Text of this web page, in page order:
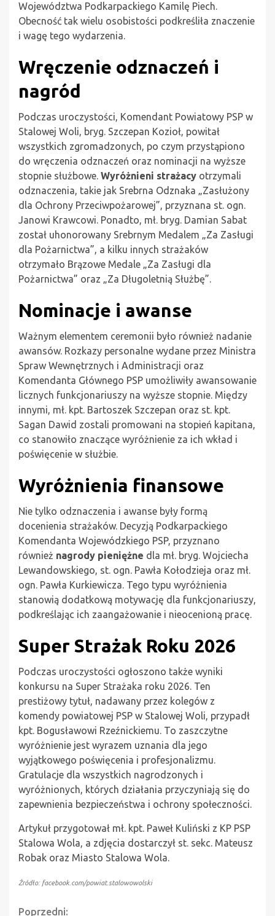
Województwa Podkarpackiego Kamilę Piech.
Obecność tak wielu osobistości podkreśliła znaczenie
i wagę tego wydarzenia.
Wręczenie odznaczeń i
nagród
Podczas uroczystości, Komendant Powiatowy PSP w
Stalowej Woli, bryg. Szczepan Kozioł, powitał
wszystkich zgromadzonych, po czym przystąpiono
do wręczenia odznaczeń oraz nominacji na wyższe
stopnie służbowe. Wyróżnieni strażacy otrzymali
odznaczenia, takie jak Srebrna Odznaka „Zasłużony
dla Ochrony Przeciwpożarowej”, przyznana st. ogn.
Janowi Krawcowi. Ponadto, mł. bryg. Damian Sabat
został uhonorowany Srebrnym Medalem „Za Zasługi
dla Pożarnictwa”, a kilku innych strażaków
otrzymało Brązowe Medale „Za Zasługi dla
Pożarnictwa” oraz „Za Długoletnią Służbę”.
Nominacje i awanse
Ważnym elementem ceremonii było również nadanie
awansów. Rozkazy personalne wydane przez Ministra
Spraw Wewnętrznych i Administracji oraz
Komendanta Głównego PSP umożliwiły awansowanie
licznych funkcjonariuszy na wyższe stopnie. Między
innymi, mł. kpt. Bartoszek Szczepan oraz st. kpt.
Sagan Dawid zostali promowani na stopień kapitana,
co stanowiło znaczące wyróżnienie za ich wkład i
poświęcenie w służbie.
Wyróżnienia finansowe
Nie tylko odznaczenia i awanse były formą
docenienia strażaków. Decyzją Podkarpackiego
Komendanta Wojewódzkiego PSP, przyznano
również nagrody pieniężne dla mł. bryg. Wojciecha
Lewandowskiego, st. ogn. Pawła Kołodzieja oraz mł.
ogn. Pawła Kurkiewicza. Tego typu wyróżnienia
stanowią dodatkową motywację dla funkcjonariuszy,
podkreślając ich zaangażowanie i nieocenioną pracę.
Super Strażak Roku 2026
Podczas uroczystości ogłoszono także wyniki
konkursu na Super Strażaka roku 2026. Ten
prestiżowy tytuł, nadawany przez kolegów z
komendy powiatowej PSP w Stalowej Woli, przypadł
kpt. Bogusławowi Rzeźnickiemu. To zaszczytne
wyróżnienie jest wyrazem uznania dla jego
wyjątkowego poświęcenia i profesjonalizmu.
Gratulacje dla wszystkich nagrodzonych i
wyróżnionych, których działania przyczyniają się do
zapewnienia bezpieczeństwa i ochrony społeczności.
Artykuł przygotował mł. kpt. Paweł Kuliński z KP PSP
Stalowa Wola, a zdjęcia dostarczył st. sekc. Mateusz
Robak oraz Miasto Stalowa Wola.
Źródło: facebook.com/powiat.stalowowolski
Poprzedni: